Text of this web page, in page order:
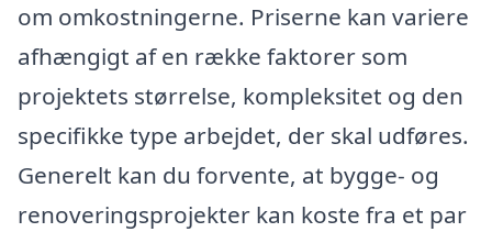
om omkostningerne. Priserne kan variere
afhængigt af en række faktorer som
projektets størrelse, kompleksitet og den
specifikke type arbejdet, der skal udføres.
Generelt kan du forvente, at bygge- og
renoveringsprojekter kan koste fra et par